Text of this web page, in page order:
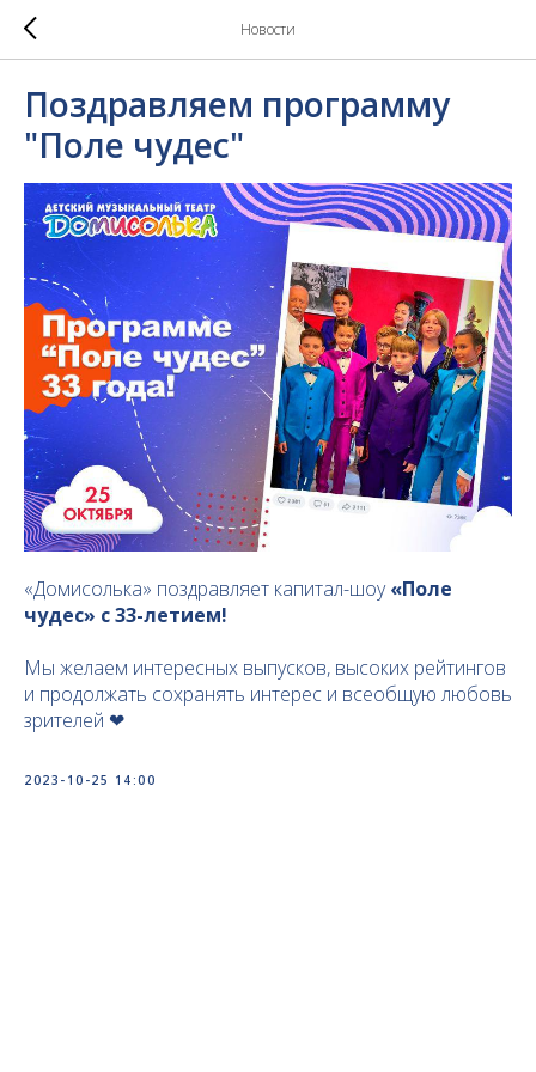
Новости
Поздравляем программу
"Поле чудес"
«Домисолька» поздравляет капитал-шоу«Поле
чудес» с 33-летием!
Мы желаем интересных выпусков, высоких рейтингов
и продолжать сохранять интерес и всеобщую любовь
зрителей ❤
2023-10-25 14:00